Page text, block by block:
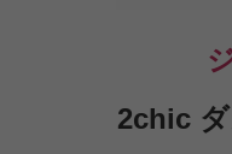
2chic